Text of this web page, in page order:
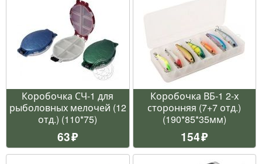
Коробочка СЧ-1 для
рыболовных мелочей (12
отд.) (110*75)
63
Коробочка ВБ-1 2-х
сторонняя (7+7 отд.)
(190*85*35мм)
154